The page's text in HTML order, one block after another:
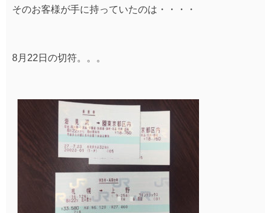
そのお客様が手に持っていたのは・・・・
8月22日の切符。。。